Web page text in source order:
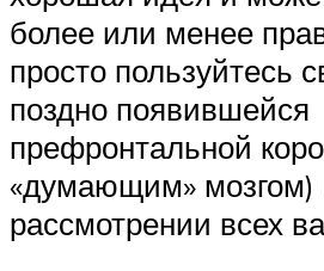
более или менее
просто пользуйтесь
поздно появившейся
префронтальной
«думающим» мозгом)
рассмотрении всех